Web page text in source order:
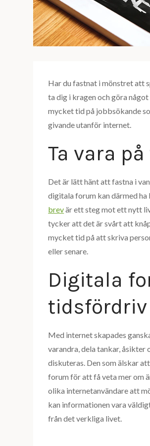
Har du fastnat i mönstret att
ta dig i kragen och göra
mycket tid på jobbsökande
givande utanför internet.
Ta vara
Det är lätt hänt att fastna i
digitala forum kan därmed
brevär ett steg mot ett nytt
tycker att det är svårt att
mycket tid på att skriva
eller senare.
Digitala
tidsfördriv
Med internet skapades
varandra, dela tankar, åsikter
diskuteras. Den som älskar
forum för att få veta mer om
olika internetanvändare att
kan informationen vara
från det verkliga livet.